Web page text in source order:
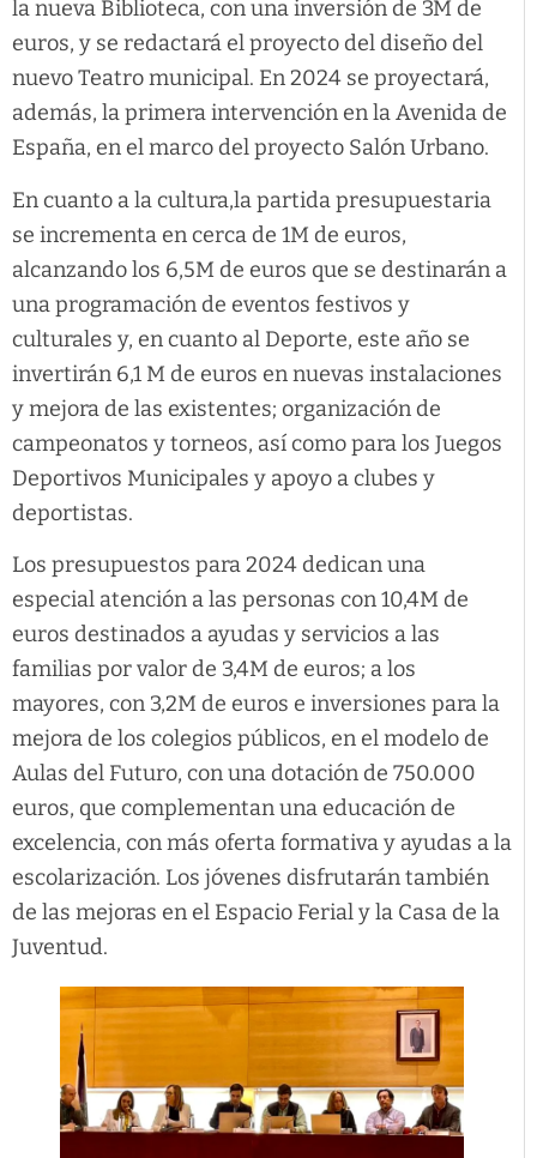
la nueva Biblioteca, con una inversión de 3M de
euros, y se redactará el proyecto del diseño del
nuevo Teatro municipal. En 2024 se proyectará,
además, la primera intervención en la Avenida de
España, en el marco del proyecto Salón Urbano.
En cuanto a la cultura,la partida presupuestaria
se incrementa en cerca de 1M de euros,
alcanzando los 6,5M de euros que se destinarán a
una programación de eventos festivos y
culturales y, en cuanto al Deporte, este año se
invertirán 6,1 M de euros en nuevas instalaciones
y mejora de las existentes; organización de
campeonatos y torneos, así como para los Juegos
Deportivos Municipales y apoyo a clubes y
deportistas.
Los presupuestos para 2024 dedican una
especial atención a las personas con 10,4M de
euros destinados a ayudas y servicios a las
familias por valor de 3,4M de euros; a los
mayores, con 3,2M de euros e inversiones para la
mejora de los colegios públicos, en el modelo de
Aulas del Futuro, con una dotación de 750.000
euros, que complementan una educación de
excelencia, con más oferta formativa y ayudas a la
escolarización. Los jóvenes disfrutarán también
de las mejoras en el Espacio Ferial y la Casa de la
Juventud.